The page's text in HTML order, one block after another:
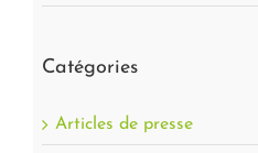
Catégories
Articles de presse